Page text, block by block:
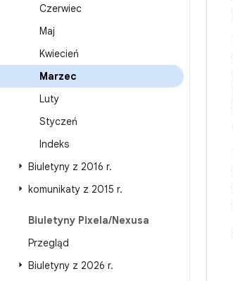
Czerwiec
Maj
Kwiecień
Marzec
Luty
Styczeń
Indeks
Biuletyny z 2016 r.
komunikaty z 2015 r.
Biuletyny Pixela/Nexusa
Przegląd
Biuletyny z 2026 r.